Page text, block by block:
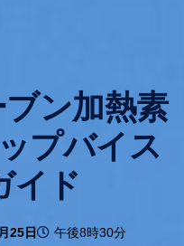
ン加熱素
プバイス
イド
25日 午後8時30分